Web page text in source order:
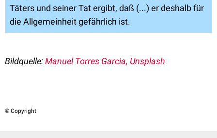
Täters und seiner Tat ergibt, daß (...) er deshalb für
die Allgemeinheit gefährlich ist.
Bildquelle:Manuel Torres Garcia, Unsplash
© Copyright